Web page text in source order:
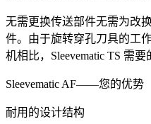
无需更换传送部件无需为改
件。由于旋转穿孔刀具的工
机相比，Sleevematic TS 需要
Sleevematic AF——您的优势
耐用的设计结构